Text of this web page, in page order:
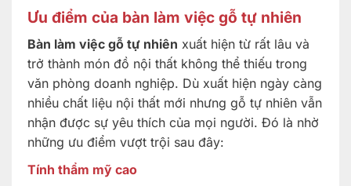
Ưu điểm của bàn làm việc gỗ tự nhiên
Bàn làm việc gỗ tự nhiên xuất hiện từ rất lâu và
trở thành món đồ nội thất không thể thiếu trong
văn phòng doanh nghiệp. Dù xuất hiện ngày càng
nhiều chất liệu nội thất mới nhưng gỗ tự nhiên vẫn
nhận được sự yêu thích của mọi người. Đó là nhờ
những ưu điểm vượt trội sau đây:
Tính thẩm mỹ cao